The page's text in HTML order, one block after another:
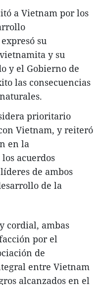
a Vietnam por los
su
y su
y el Gobierno de
las consecuencias
prioritario
Vietnam, y reiteró
en la
acuerdos
de ambos
de la
cordial, ambas
por el
de
entre Vietnam
alcanzados en el